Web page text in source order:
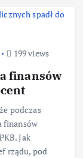
199 views
finansów
podczas
finansów
Jak
rządu, pod